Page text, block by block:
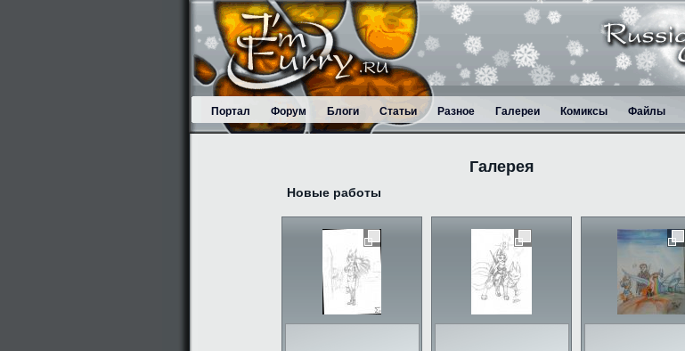
Портал Форум Блоги Статьи Разное Галереи Комиксы Файлы
Галерея
Новые работы